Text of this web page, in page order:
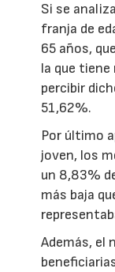
Si se
franja de
65 años,
la que tiene
percibir
51,62%.
Por último
joven, los
un 8,83%
más baja
Además, el